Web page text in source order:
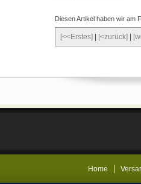
Diesen Artikel haben wir am
[<<Erstes] [<zurück]
Home